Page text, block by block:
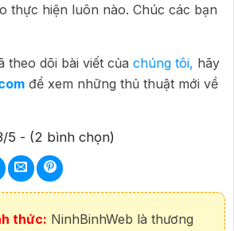
thực hiện luôn nào. Chúc các bạn
theo dõi bài viết của chúng tôi, hãy
để xem những thủ thuật mới về
5 - (2 bình chọn)
thức: NinhBinhWeb là thương